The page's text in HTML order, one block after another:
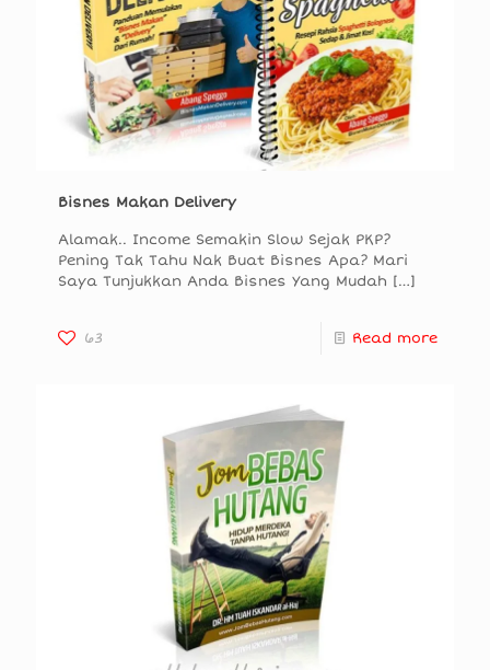
Bisnes Makan Delivery
Alamak.. Income Semakin Slow Sejak PKP?
Pening Tak Tahu Nak Buat Bisnes Apa? Mari
Saya Tunjukkan Anda Bisnes Yang Mudah […]
63 Read more